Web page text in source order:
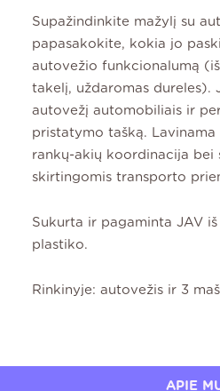
Supažindinkite mažylį su
papasakokite, kokia jo
autovežio funkcionalumą
takelį, uždaromas dureles).
autovežį automobiliais ir
pristatymo tašką.
rankų-akių koordinacija bei
skirtingomis transporto
Sukurta ir pagaminta JAV
plastiko.
Rinkinyje: autovežis ir 3
APIE